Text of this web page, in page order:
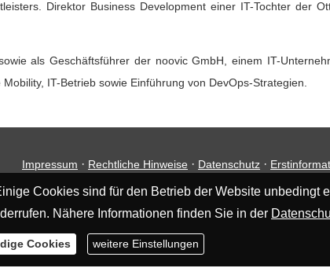
Direktor Business Development einer IT-Tochter der
als Geschäftsführer der noovic GmbH, einem IT-
IT-Betrieb sowie Einführung von DevOps-Strategien.
Impressum · Rechtliche Hinweise · Datenschutz ·
Cookies sind für den Betrieb der Website
Nähere Informationen finden Sie in der
Cookies weitere Einstellungen